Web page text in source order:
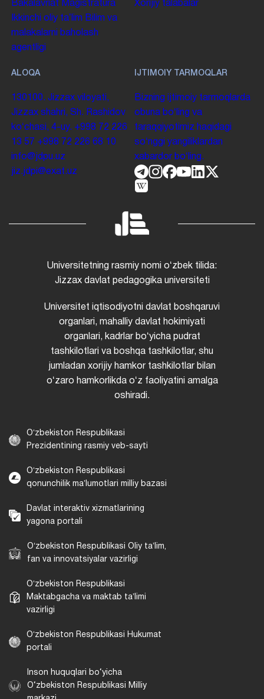
Bakalavriat Magistratura
Ikkinchi oliy taʼlim Bilim va
malakalarni baholash
agentligi
Xorijiy talabalar
ALOQA
130100. Jizzax viloyati,
Jizzax shahri, Sh. Rashidov
koʻchasi, 4-uy. +998 72 226
13 57 +998 72 226 68 10
info@jdpu.uz
jiz.jdpi@exat.uz
IJTIMOIY TARMOQLAR
Bizning ijtimoiy tarmoqlarda
obuna boʻling va
taraqqiyotimiz haqidagi
soʻnggi yangiliklardan
xabardor boʻling.
Universitetning rasmiy nomi oʻzbek tilida:
Jizzax davlat pedagogika universiteti
Universitet iqtisodiyotni davlat boshqaruvi
organlari, mahalliy davlat hokimiyati
organlari, kadrlar boʻyicha pudrat
tashkilotlari va boshqa tashkilotlar, shu
jumladan xorijiy hamkor tashkilotlar bilan
oʻzaro hamkorlikda oʻz faoliyatini amalga
oshiradi.
Oʻzbekiston Respublikasi
Prezidentining rasmiy veb-sayti
Oʻzbekiston Respublikasi
qonunchilik maʼlumotlari milliy bazasi
Davlat interaktiv xizmatlarining
yagona portali
Oʻzbekiston Respublikasi Oliy taʼlim,
fan va innovatsiyalar vazirligi
Oʻzbekiston Respublikasi
Maktabgacha va maktab taʼlimi
vazirligi
Oʻzbekiston Respublikasi Hukumat
portali
Inson huquqlari bo‘yicha
O‘zbekiston Respublikasi Milliy